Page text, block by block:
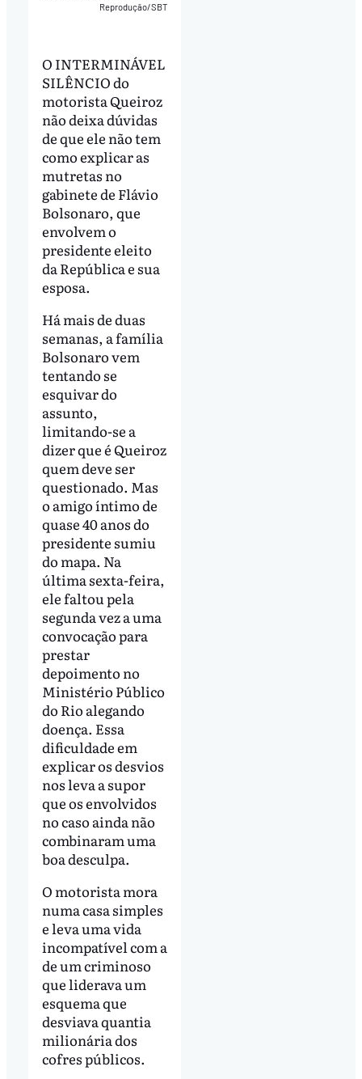
Reprodução/SBT
O INTERMINÁVEL
SILÊNCIO do
motorista Queiroz
não deixa dúvidas
de que ele não tem
como explicar as
mutretas no
gabinete de Flávio
Bolsonaro, que
envolvem o
presidente eleito
da República e sua
esposa.
Há mais de duas
semanas, a família
Bolsonaro vem
tentando se
esquivar do
assunto,
limitando-se a
dizer que é Queiroz
quem deve ser
questionado. Mas
o amigo íntimo de
quase 40 anos do
presidente sumiu
do mapa. Na
última sexta-feira,
ele faltou pela
segunda vez a uma
convocação para
prestar
depoimento no
Ministério Público
do Rio alegando
doença. Essa
dificuldade em
explicar os desvios
nos leva a supor
que os envolvidos
no caso ainda não
combinaram uma
boa desculpa.
O motorista mora
numa casa simples
e leva uma vida
incompatível com a
de um criminoso
que liderava um
esquema que
desviava quantia
milionária dos
cofres públicos.